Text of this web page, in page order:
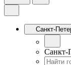
Санкт-
Санкт-